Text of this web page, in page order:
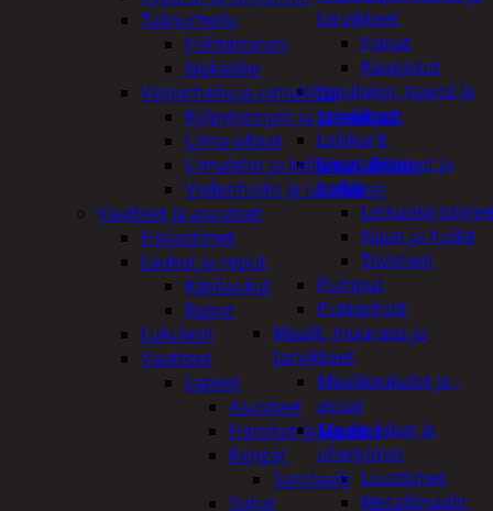
tarvikkeet
Hanat
Kaapistot
Hajulukot, kaivot ja
tarvikkeet
Leikkurit
Nipat, liittimet ja
holkit
Nipat ja holkit
Tiivisteet
Pumput
Putkipihdit
Maalit, muuraus ja
tarvikkeet
Maalikaukalot ja -
astiat
Maalit, lakat ja
ohentimet
Liuottimet
Metallimaalit
Talviurheilu
Hiihtäminen
Jääkiekko
Vesiurheilu ja uimalelut
Kylpytynnyrit ja porealtaat
Uima-altaat
Uimalelut ja kelluntavälineet
Vedenhoito ja tarvikkeet
Vaatteet ja asusteet
Heijastimet
Laukut ja reput
Käsilaukut
Reput
Lukulasit
Vaatteet
Lapset
Asusteet
Hanskat ja lapaset
Kengät
Sandaalit
Sukat